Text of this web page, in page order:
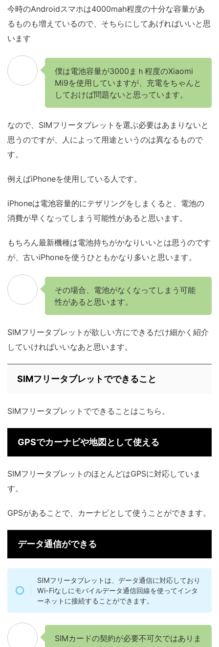
今時のAndroidスマホは4000mah程度の十分な容量があ
るものも増えているので、そちらにしてあげればいいと思
います
僕は電池容量が3000まｈ程度のXiaomi
Mi9を使用していますが、充電をちゃんと
しておけば問題ないと思っています。
なので、SIMフリータブレットを選ぶ必要はあまりないと
思うのですが、人によって用途というのは異なるもので
す。
例えばiPhoneを使用している人です。
iPhoneは電池容量的にテザリングをしまくると、電池の
消費が早くなってしまう可能性があると思います。
もちろん最新機種は電池持ちがかなりいいとは思うのです
が、古いiPhoneを使うひともかなり多いと思います。
その場合、電池がなくなってしまう可能
性があると思います。
SIMフリータブレットが欲しい方にできるだけ細かく紹介
していければいいなあと思います。
SIMフリータブレットでできること
SIMフリータブレットでできることはこちら。
GPSでカーナビや地図として使える
SIMフリータブレットのほとんどはGPSに対応していま
す。
GPSがあることで、カーナビとして使うことができます。
データ通信ができる
SIMフリータブレットは、データ通信に対応しており
Wi-Fiなしにモバイルデータ通信回線を使ってインタ
ーネットに接続することができます。
SIMカードの契約が必要不可欠ではありま